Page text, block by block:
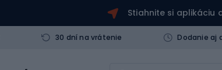
Stiahnite si aplikáciu
30 dní na vrátenie Dodanie aj